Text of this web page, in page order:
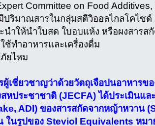
Committee on Food
ปริมาณสารในกลุ่มสตีวิออลไกลโคไซ
ำให้นำใบสด ใบอบแห้ง หรือผงสารส
ทำอาหารและเครื่องดื่ม
ยไหม
เชี่ยวชาญว่าด้วยวัตถุเจือปนอาหารข
หประชาชาติ (JECFA) ได้ประเมินแ
ADI) ของสารสกัดจากหญ้าหวาน
ในรูปของ Steviol Equivalents หมา